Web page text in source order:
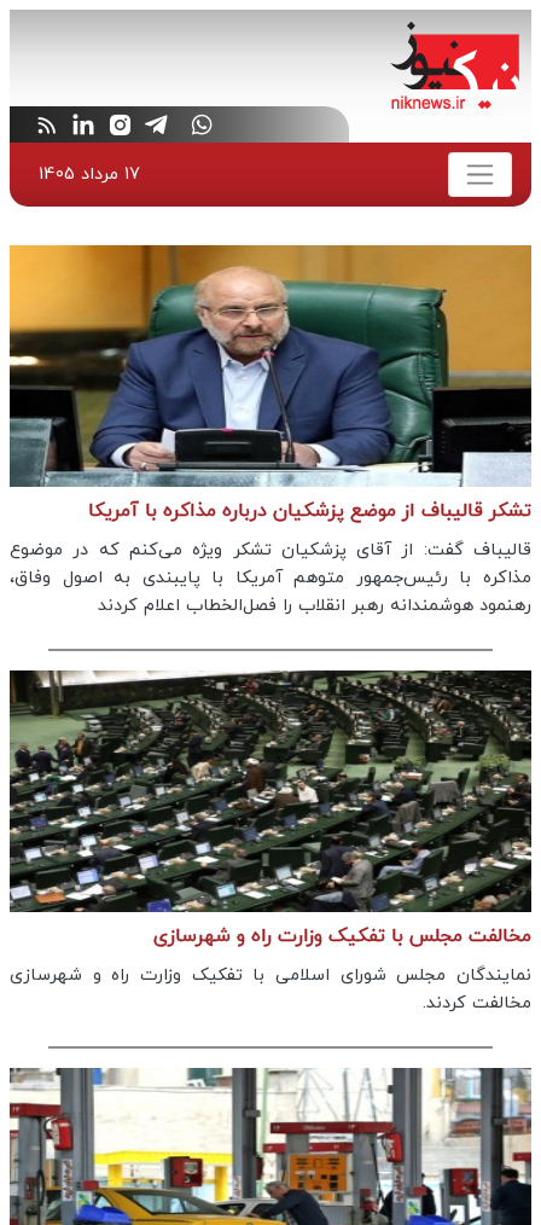
17 مرداد 1405
تشکر قالیباف از موضع پزشکیان درباره مذاکره با آمریکا
قالیباف گفت: از آقای پزشکیان تشکر ویژه می‌کنم که در موضوع
مذاکره با رئیس‌جمهور متوهم آمریکا با پایبندی به اصول وفاق،
رهنمود هوشمندانه رهبر انقلاب را فصل‌الخطاب اعلام کردند
مخالفت مجلس با تفکیک وزارت راه و شهرسازی
نمایندگان مجلس شورای اسلامی با تفکیک وزارت راه و شهرسازی
مخالفت کردند.